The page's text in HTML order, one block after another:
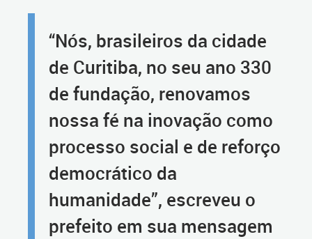
“Nós, brasileiros da cidade
de Curitiba, no seu ano 330
de fundação, renovamos
nossa fé na inovação como
processo social e de reforço
democrático da
humanidade”, escreveu o
prefeito em sua mensagem